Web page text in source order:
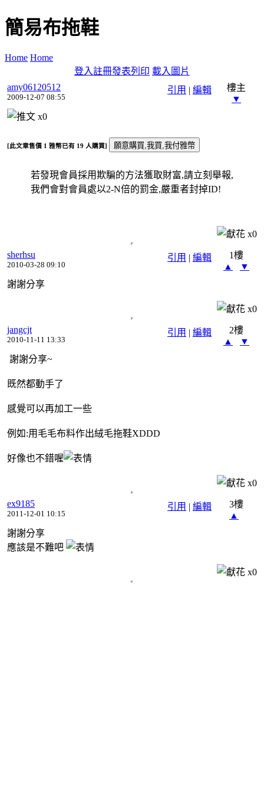
簡易布拖鞋
Home Home
登入註冊發表列印 載入圖片
引用 | 編輯
amy06120512
2009-12-07 08:55
樓主
▼
x0
[此文章售價 1 雅幣已有 19 人購買]
若發現會員採用欺騙的方法獲取財富,請立刻舉報,
我們會對會員處以2-N倍的罰金,嚴重者封掉ID!
x0
引用 | 編輯
sherhsu
2010-03-28 09:10
1樓
▲
▼
謝謝分享
x0
引用 | 編輯
jangcjt
2010-11-11 13:33
2樓
▲
▼
謝謝分享~
既然都動手了
感覺可以再加工一些
例如:用毛毛布料作出絨毛拖鞋XDDD
好像也不錯喔
x0
引用 | 編輯
ex9185
2011-12-01 10:15
3樓
▲
謝謝分享
應該是不難吧
x0